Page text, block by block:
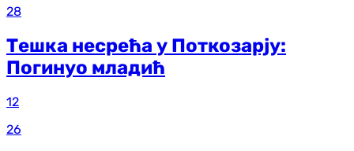
28
Тешка несрећа у Поткозарју:
Погинуо младић
12
26